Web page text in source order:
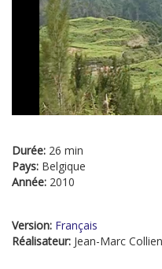
Durée: 26 min
Pays: Belgique
Année: 2010
Version: Français
Réalisateur: Jean-Marc